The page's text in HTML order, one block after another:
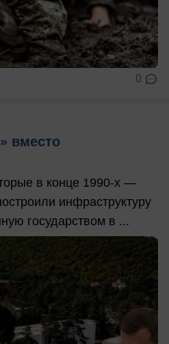
0
вместо
в конце 1990-х —
инфраструктуру
государством в ...